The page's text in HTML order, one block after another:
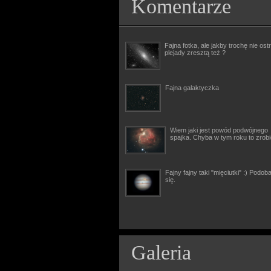
Komentarze
Fajna fotka, ale jakby trochę nie
plejady zresztą też ?
Fajna galaktyczka
Wiem jaki jest powód podwójnego
spajka. Chyba w tym roku to
Fajny fajny taki "mięciutki" :)
się.
Galeria